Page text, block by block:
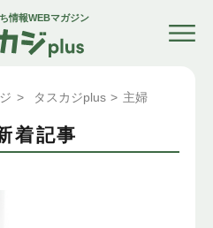
情報WEBマガジン
> タスカジplus > 主婦
着記事